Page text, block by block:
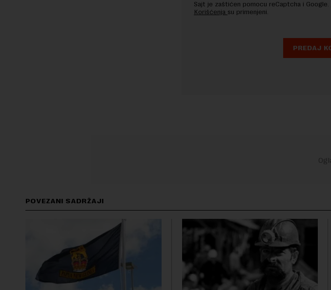
Sajt je zaštićen pomocu reCaptcha i Google.
Korišćenja su primenjeni.
POVEZANI SADRŽAJI